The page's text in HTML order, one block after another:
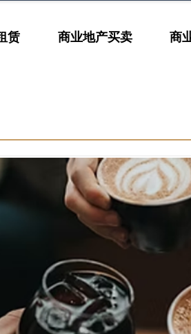
赁 商业地产买卖 商